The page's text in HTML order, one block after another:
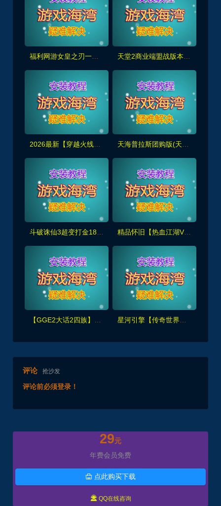
福利网游女皇之刃一键端 客户端已汉化带，视频教程
2026最新【穿越火线CF2.0】一键端,修复各种错误，全道具可买100%汉化+GM工具
斗破诛仙3超变打金18职业精修版，GM工具+网页注册+安装教程 精品怀旧【热血江湖V2.0任务端】百宝阁无限元宝时装披风送+GM工具+支持多开+宝宝挂
【GGE2大话2四族】双端互通第三版,内置GM工具+服务器架设+全套源码+安卓出包等视频教程 星河引擎【传奇世界金币服】神武到顶挂机+GM后台+假人PK/摆摊/陪玩/假人攻城+单机外网架设教程
评论 抢沙发
评论前必须登录！
29元
年费会员免费
 点此购买下载
 QQ在线咨询